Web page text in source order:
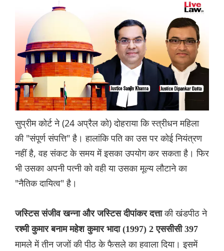
सुप्रीम कोर्ट ने (24 अप्रैल को) दोहराया कि स्त्रीधन महिला
की "संपूर्ण संपत्ति" है। हालांकि पति का उस पर कोई नियंत्रण
नहीं है, वह संकट के समय में इसका उपयोग कर सकता है। फिर
भी उसका अपनी पत्नी को वही या उसका मूल्य लौटाने का
"नैतिक दायित्व" है।
जस्टिस संजीव खन्ना और जस्टिस दीपांकर दत्ताकी खंडपीठ ने
रश्मी कुमार बनाम महेश कुमार भादा (1997) 2 एससीसी 397
मामले में तीन जजों की पीठ के फैसले का हवाला दिया। इसमें